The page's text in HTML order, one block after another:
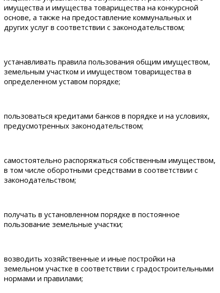
имущества и имущества товарищества на конкурсной
основе, а также на предоставление коммунальных и
других услуг в соответствии с законодательством;
устанавливать правила пользования общим имуществом,
земельным участком и имуществом товарищества в
определенном уставом порядке;
пользоваться кредитами банков в порядке и на условиях,
предусмотренных законодательством;
самостоятельно распоряжаться собственным имуществом,
в том числе оборотными средствами в соответствии с
законодательством;
получать в установленном порядке в постоянное
пользование земельные участки;
возводить хозяйственные и иные постройки на
земельном участке в соответствии с градостроительными
нормами и правилами;